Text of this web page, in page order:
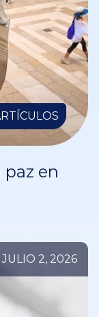
en
2, 2026